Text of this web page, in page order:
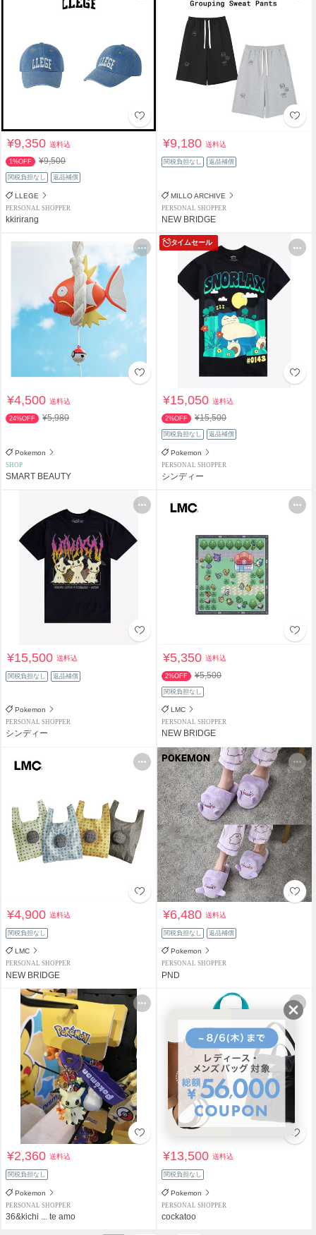
¥9,350送料込
1%OFF ¥9,500
関税負担なし 返品補償
LLEGE
PERSONAL SHOPPER
kkirirang
¥9,180送料込
関税負担なし 返品補償
MILLO ARCHIVE
PERSONAL SHOPPER
NEW BRIDGE
¥4,500送料込
24%OFF ¥5,980
Pokemon
SHOP
SMART BEAUTY
タイムセール
¥15,050送料込
2%OFF ¥15,500
関税負担なし 返品補償
Pokemon
PERSONAL SHOPPER
シンディー
¥15,500送料込
関税負担なし 返品補償
Pokemon
PERSONAL SHOPPER
シンディー
¥5,350送料込
2%OFF ¥5,500
関税負担なし
LMC
PERSONAL SHOPPER
NEW BRIDGE
¥4,900送料込
関税負担なし
LMC
PERSONAL SHOPPER
NEW BRIDGE
¥6,480送料込
関税負担なし 返品補償
Pokemon
PERSONAL SHOPPER
PND
¥2,360送料込
関税負担なし
Pokemon
PERSONAL SHOPPER
36&kichi ... te amo
¥13,500送料込
関税負担なし
Pokemon
PERSONAL SHOPPER
cockatoo